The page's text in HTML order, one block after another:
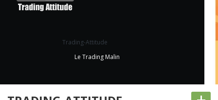
Trading-Attitude
Le Trading Malin